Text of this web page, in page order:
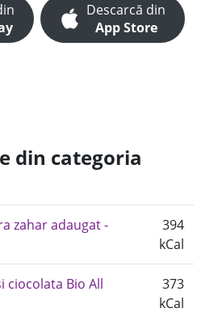
Descarcă din
App Store
din categoria
zahar adaugat -
394
kCal
ciocolata Bio All
373
kCal